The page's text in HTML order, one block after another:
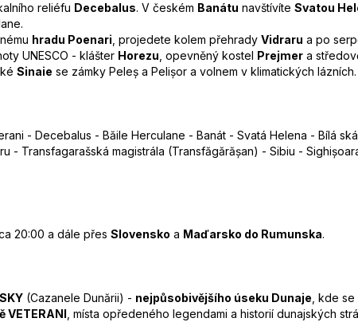
reliéfu Decebalus. V českém Banátu navštívíte Svatou
hradu Poenari , projedete kolem přehrady Vidraru a po
UNESCO - klášter Horezu , opevněný kostel Prejmer a
Sinaie se zámky Peleș a Pelișor a volnem v klimatických lázních.
- Decebalus - Băile Herculane - Banát - Svatá Helena - Bílá
- Transfagarašská magistrála (Transfăgărășan) - Sibiu -
20:00 a dále přes Slovensko a Maďarsko do Rumunska.
(Cazanele Dunării) - nejpůsobivějšího úseku Dunaje , kde
VETERANI , místa opředeného legendami a historií dunajských